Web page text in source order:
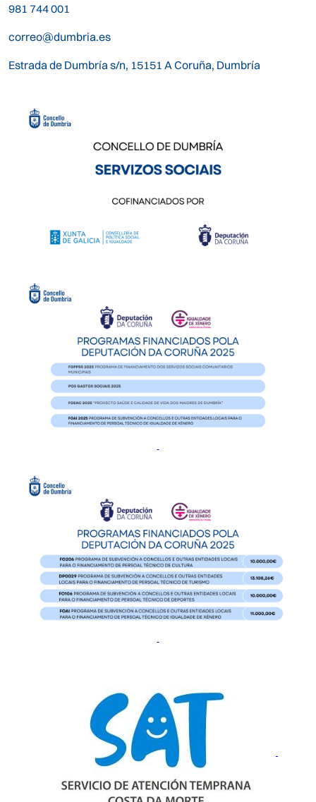
981 744 001
correo@dumbria.es
Estrada de Dumbría s/n, 15151 A Coruña, Dumbría